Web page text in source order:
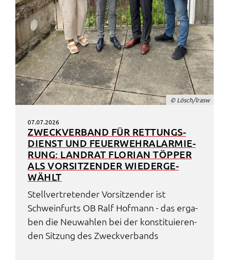
© Lösch/lrasw
07.07.2026
ZWECK­VER­BAND FÜR RETTUNGS­
DIENST UND FEUER­WEHR­ALAR­MIE­
RUNG: LAND­RAT FLORI­AN TÖPPER
ALS VORSIT­ZEN­DER WIEDER­GE­
WÄHLT
Stell­ver­tre­ten­der Vorsit­zen­der ist
Schwein­furts OB Ralf Hofmann - das erga­
ben die Neuwah­len bei der konsti­tu­ie­ren­
den Sitzung des Zweck­ver­bands